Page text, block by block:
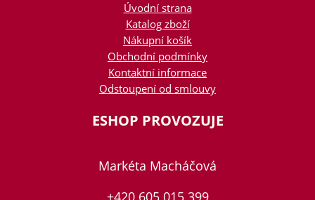
Úvodní strana
Katalog zboží
Nákupní košík
Obchodní podmínky
Kontaktní informace
Odstoupení od smlouvy
ESHOP PROVOZUJE
Markéta Macháčová
+420 605 015 399